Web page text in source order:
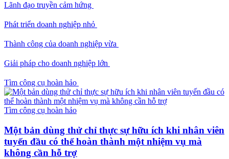
Lãnh đạo truyền cảm hứng
Phát triển doanh nghiệp nhỏ
Thành công của doanh nghiệp vừa
Giải pháp cho doanh nghiệp lớn
Tìm công cụ hoàn hảo
Tìm công cụ hoàn hảo
Một bản dùng thử chỉ thực sự hữu ích khi nhân viên
tuyến đầu có thể hoàn thành một nhiệm vụ mà
không cần hỗ trợ